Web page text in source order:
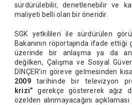
sürdürülebilir, denetlenebilir ve
maliyeti belli olan bir öneridir.
SGK yetkilileri ile sürdürülen
Bakanının röportajında ifade
üzerinde bir anlaşma ya da
değilken, Çalışma ve Sosyal
DİNÇER’in göreve gelmesinden
2009tarihinde bir televizyon
krizi” gerekçe göstererek ağız
özelden alınmayacağını